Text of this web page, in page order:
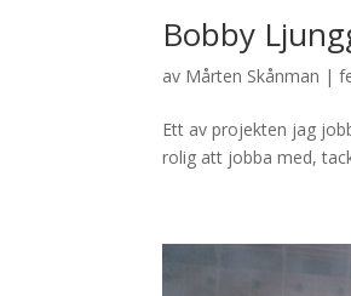
Bobby
av Mårten Skånman |
Ett av projekten jag
rolig att jobba med,